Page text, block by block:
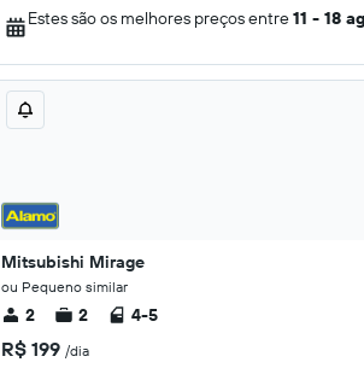
Estes são os melhores preços entre11 - 18
Mitsubishi Mirage
ou Pequeno similar
2 2 4-5
R$ 199 /dia